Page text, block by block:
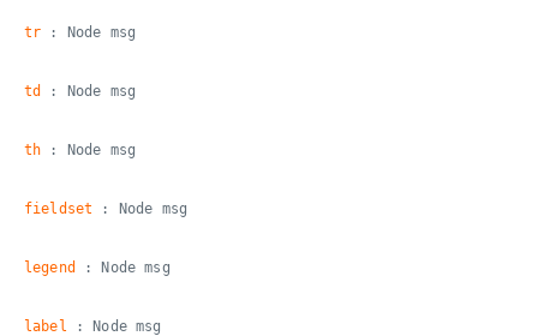
tr : Node msg
td : Node msg
th : Node msg
fieldset : Node msg
legend : Node msg
label : Node msg